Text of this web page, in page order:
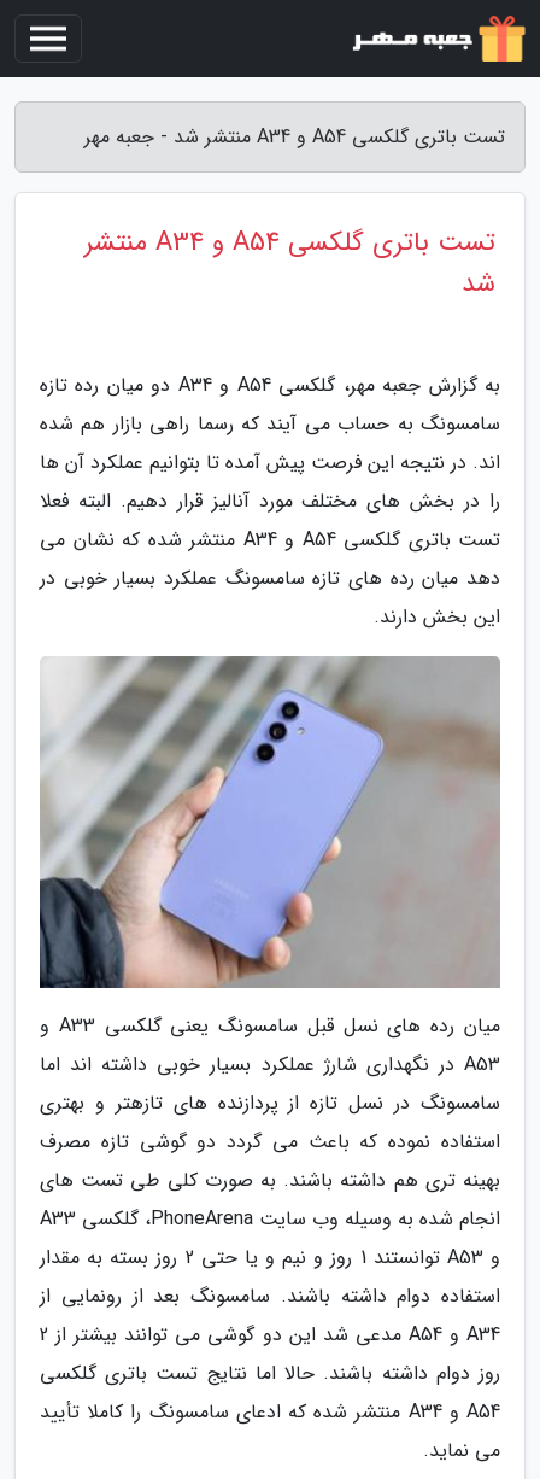
تست باتری گلکسی A54 و A34 منتشر شد - جعبه مهر
تست باتری گلکسی A54 و A34 منتشر
شد
به گزارش جعبه مهر، گلکسی A54 و A34 دو میان رده تازه
سامسونگ به حساب می آیند که رسما راهی بازار هم شده
اند. در نتیجه این فرصت پیش آمده تا بتوانیم عملکرد آن ها
را در بخش های مختلف مورد آنالیز قرار دهیم. البته فعلا
تست باتری گلکسی A54 و A34 منتشر شده که نشان می
دهد میان رده های تازه سامسونگ عملکرد بسیار خوبی در
این بخش دارند.
میان رده های نسل قبل سامسونگ یعنی گلکسی A33 و
A53 در نگهداری شارژ عملکرد بسیار خوبی داشته اند اما
سامسونگ در نسل تازه از پردازنده های تازهتر و بهتری
استفاده نموده که باعث می گردد دو گوشی تازه مصرف
بهینه تری هم داشته باشند. به صورت کلی طی تست های
انجام شده به وسیله وب سایت PhoneArena، گلکسی A33
و A53 توانستند 1 روز و نیم و یا حتی 2 روز بسته به مقدار
استفاده دوام داشته باشند. سامسونگ بعد از رونمایی از
A34 و A54 مدعی شد این دو گوشی می توانند بیشتر از 2
روز دوام داشته باشند. حالا اما نتایج تست باتری گلکسی
A54 و A34 منتشر شده که ادعای سامسونگ را کاملا تأیید
می نماید.